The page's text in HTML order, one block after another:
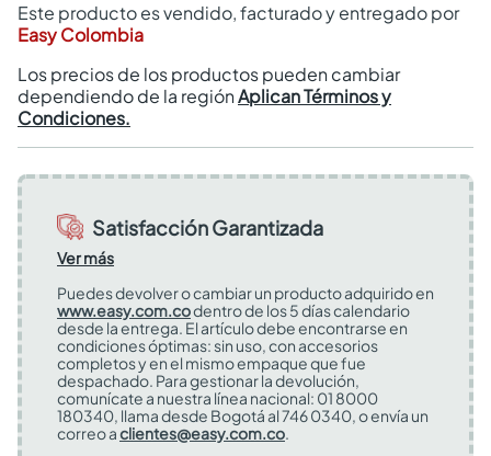
Este producto es vendido, facturado y entregado por
Easy Colombia
Los precios de los productos pueden cambiar
dependiendo de la regiónAplican Términos y
Condiciones.
Satisfacción Garantizada
Ver más
Puedes devolver o cambiar un producto adquirido en
www.easy.com.codentro de los 5 días calendario
desde la entrega. El artículo debe encontrarse en
condiciones óptimas: sin uso, con accesorios
completos y en el mismo empaque que fue
despachado. Para gestionar la devolución,
comunícate a nuestra línea nacional: 01 8000
180340, llama desde Bogotá al 746 0340, o envía un
correo aclientes@easy.com.co.